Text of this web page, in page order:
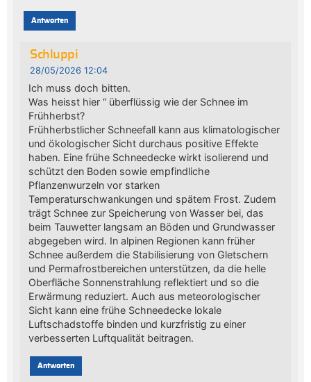
Antworten
Schluppi
28/05/2026 12:04
Ich muss doch bitten.
Was heisst hier “ überflüssig wie der Schnee im
Frühherbst?
Frühherbstlicher Schneefall kann aus klimatologischer
und ökologischer Sicht durchaus positive Effekte
haben. Eine frühe Schneedecke wirkt isolierend und
schützt den Boden sowie empfindliche
Pflanzenwurzeln vor starken
Temperaturschwankungen und spätem Frost. Zudem
trägt Schnee zur Speicherung von Wasser bei, das
beim Tauwetter langsam an Böden und Grundwasser
abgegeben wird. In alpinen Regionen kann früher
Schnee außerdem die Stabilisierung von Gletschern
und Permafrostbereichen unterstützen, da die helle
Oberfläche Sonnenstrahlung reflektiert und so die
Erwärmung reduziert. Auch aus meteorologischer
Sicht kann eine frühe Schneedecke lokale
Luftschadstoffe binden und kurzfristig zu einer
verbesserten Luftqualität beitragen.
Antworten